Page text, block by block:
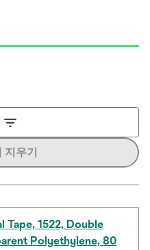
지우기
1522, Double
Polyethylene, 80